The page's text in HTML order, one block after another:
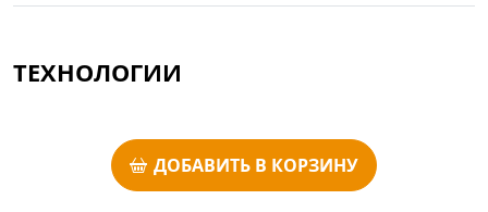
ТЕХНОЛОГИИ
ДОБАВИТЬ В КОРЗИНУ